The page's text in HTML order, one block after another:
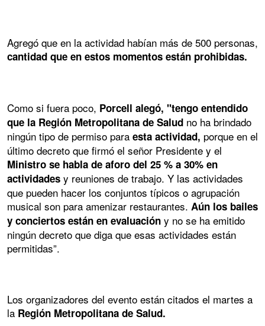
Agregó que en la actividad habían más de 500 personas,
cantidad que en estos momentos están prohibidas.
Como si fuera poco, Porcell alegó, "tengo entendido
que la Región Metropolitana de Salud no ha brindado
ningún tipo de permiso para esta actividad, porque en el
último decreto que firmó el señor Presidente y el
Ministro se habla de aforo del 25 % a 30% en
actividades y reuniones de trabajo. Y las actividades
que pueden hacer los conjuntos típicos o agrupación
musical son para amenizar restaurantes. Aún los bailes
y conciertos están en evaluación y no se ha emitido
ningún decreto que diga que esas actividades están
permitidas”.
Los organizadores del evento están citados el martes a
la Región Metropolitana de Salud.